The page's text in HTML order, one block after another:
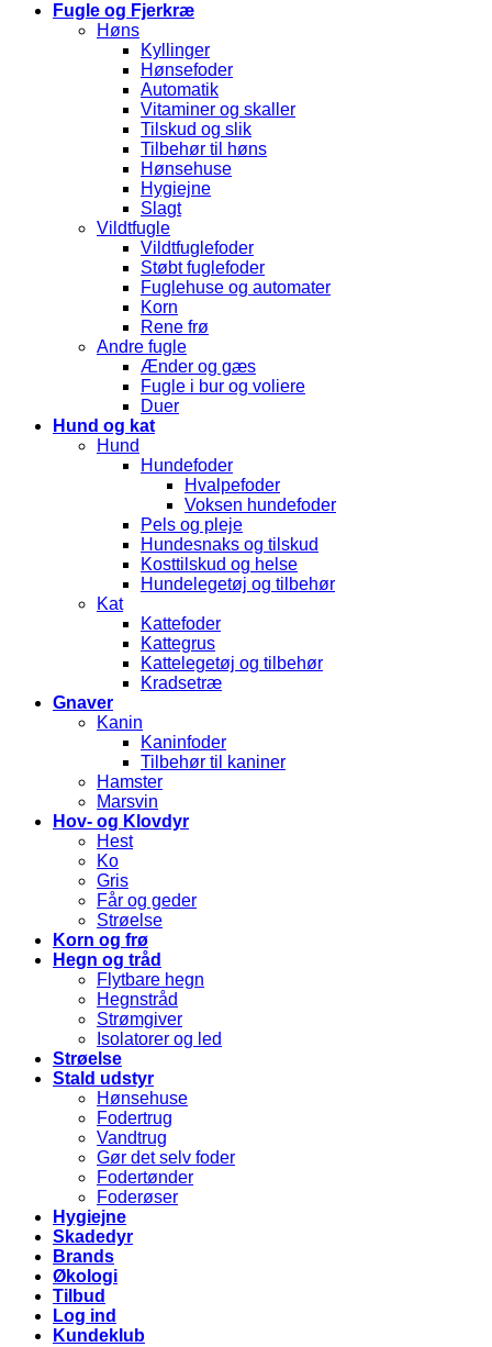
Fugle og Fjerkræ
Høns
Kyllinger
Hønsefoder
Automatik
Vitaminer og skaller
Tilskud og slik
Tilbehør til høns
Hønsehuse
Hygiejne
Slagt
Vildtfugle
Vildtfuglefoder
Støbt fuglefoder
Fuglehuse og automater
Korn
Rene frø
Andre fugle
Ænder og gæs
Fugle i bur og voliere
Duer
Hund og kat
Hund
Hundefoder
Hvalpefoder
Voksen hundefoder
Pels og pleje
Hundesnaks og tilskud
Kosttilskud og helse
Hundelegetøj og tilbehør
Kat
Kattefoder
Kattegrus
Kattelegetøj og tilbehør
Kradsetræ
Gnaver
Kanin
Kaninfoder
Tilbehør til kaniner
Hamster
Marsvin
Hov- og Klovdyr
Hest
Ko
Gris
Får og geder
Strøelse
Korn og frø
Hegn og tråd
Flytbare hegn
Hegnstråd
Strømgiver
Isolatorer og led
Strøelse
Stald udstyr
Hønsehuse
Fodertrug
Vandtrug
Gør det selv foder
Fodertønder
Foderøser
Hygiejne
Skadedyr
Brands
Økologi
Tilbud
Log ind
Kundeklub